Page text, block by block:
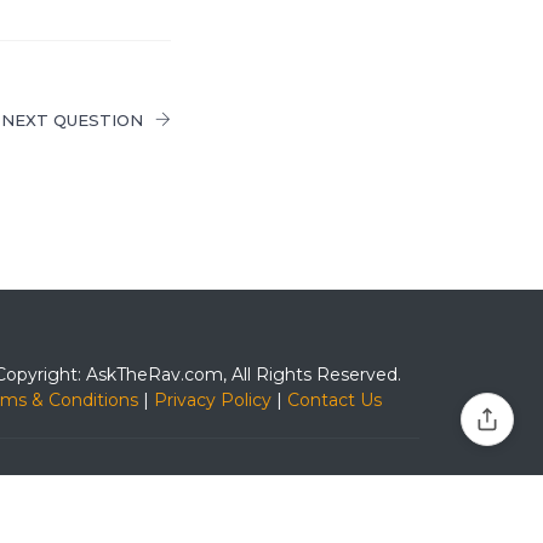
NEXT QUESTION
AskTheRav.com, All Rights Reserved.
& Conditions | Privacy Policy | Contact Us